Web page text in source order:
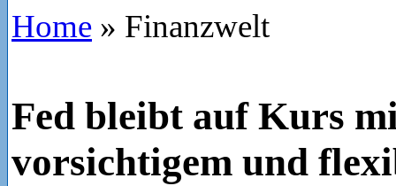
Home » Finanzwelt
Fed bleibt auf Kurs
vorsichtigem und